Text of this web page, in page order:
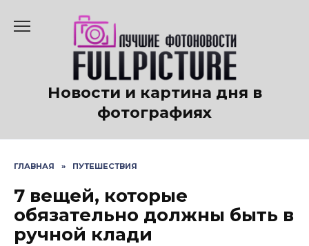
содержанию
Новости и картина дня в
фотографиях
ГЛАВНАЯ » ПУТЕШЕСТВИЯ
7 вещей, которые
обязательно должны быть в
ручной клади